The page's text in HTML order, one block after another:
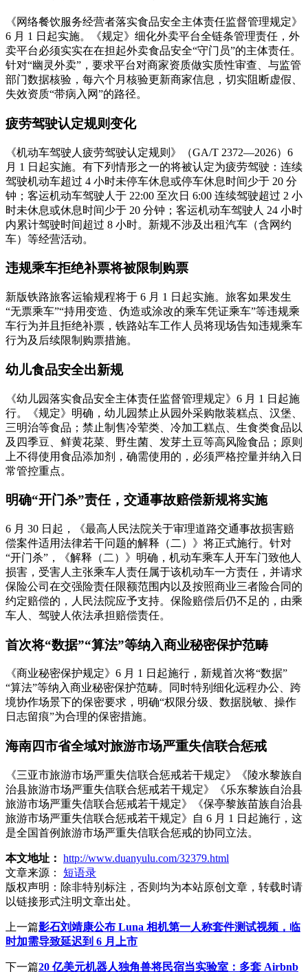
《网络餐饮服务经营者落实食品安全主体责任监督管理规定》
6 月 1 日起实施。《规定》细化外卖平台全链条管理责任，外
卖平台必须实实在在担起外卖食品安全“守门员”的主体责任。
针对“幽灵外卖”，要求平台对商家资质做实质性审查、与监管
部门数据核验，每六个月核验更新商家信息，切实阻断虚假、
失效资质“带病入网”的路径。
疲劳驾驶认定规则变化
《机动车驾驶人疲劳驾驶认定规则》（GA/T 2372—2026）6
月 1 日起实施。有下列情形之一的将被认定为疲劳驾驶：连续
驾驶机动车超过 4 小时未停车休息或停车休息时间少于 20 分
钟；客运机动车驾驶人于 22:00 至次日 6:00 连续驾驶超过 2 小
时未休息或休息时间少于 20 分钟；客运机动车驾驶人 24 小时
内累计驾驶时间超过 8 小时。新规不涉及出租汽车（含网约
车）等经营活动。
违规乘车拒绝补票将被限制购票
新版铁路旅客运输规程将于 6 月 1 日起实施。旅客如果发生
“无票乘车”“持用变造、伪造或涂改的乘车凭证乘车”等违规乘
车行为并且拒绝补票，铁路站车工作人员将现场告知违规乘车
行为及后续限制购票措施。
幼儿食品安全出新规
《幼儿园落实食品安全主体责任监督管理规定》6 月 1 日起施
行。《规定》明确，幼儿园禁止从园外采购散装糕点、汉堡、
三明治等食品；禁止制售冷荤类、冷加工糕点、生食类食品以
及四季豆、鲜黄花菜、野生菌、发芽土豆等高风险食品；原则
上不得使用食品添加剂，确需使用的，必须严格控量并纳入日
常管控重点。
明确“开门杀”责任，交通事故赔偿新规将实施
6 月 30 日起，《最高人民法院关于审理道路交通事故损害赔
偿案件适用法律若干问题的解释（二）》将正式施行。针对
“开门杀”，《解释（二）》明确，机动车乘车人开车门致他人
损害，受害人主张乘车人责任属于该机动车一方责任，并请求
保险公司在交强险责任限额范围内以及按照商业三者险合同的
约定赔偿的，人民法院应予支持。保险赔偿后仍不足的，由乘
车人、驾驶人依法承担赔偿责任。
首次将“数据”“算法”等纳入商业秘密保护范畴
《商业秘密保护规定》6 月 1 日起施行，新规首次将“数据”
“算法”等纳入商业秘密保护范畴。同时特别细化远程办公、跨
境协作场景下的保密要求，明确“权限分级、数据脱敏、操作
日志留痕”为合理的保密措施。
海南四市省全域对旅游市场严重失信联合惩戒
《三亚市旅游市场严重失信联合惩戒若干规定》《陵水黎族自
治县旅游市场严重失信联合惩戒若干规定》《乐东黎族自治县
旅游市场严重失信联合惩戒若干规定》《保亭黎族苗族自治县
旅游市场严重失信联合惩戒若干规定》自 6 月 1 日起施行，这
是全国首例旅游市场严重失信联合惩戒的协同立法。
本文地址： http://www.duanyulu.com/32379.html
文章来源：
短语录
版权声明： 除非特别标注，否则均为本站原创文章，转载时请
以链接形式注明文章出处。
上一篇影石刘靖康公布 Luna 相机第一人称套件测试视频，临
时加需导致延迟到 6 月上市
下一篇20 亿美元机器人独角兽将民宿当实验室：多套 Airbnb